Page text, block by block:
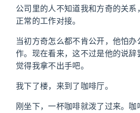
公司里的人不知道我和方奇的关系
正常的工作对接。
当初方奇怎么都不肯公开，他怕
作。现在看来，这不过是他的说辞
觉得我拿不出手吧。
我下了楼，来到了咖啡厅。
刚坐下，一杯咖啡就泼了过来。咖